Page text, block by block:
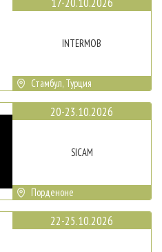
INTERMOB
Стамбул, Турция
20-23.10.2026
SICAM
Порденоне
22-25.10.2026